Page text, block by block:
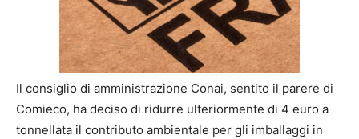
Il consiglio di amministrazione Conai, sentito il parere di
Comieco, ha deciso di ridurre ulteriormente di 4 euro a
tonnellata il contributo ambientale per gli imballaggi in